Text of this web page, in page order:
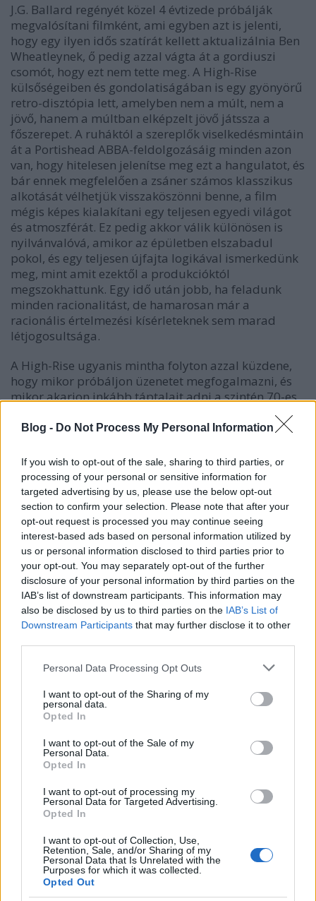
Blog - Do Not Process My Personal Information
If you wish to opt-out of the sale, sharing to third parties, or
processing of your personal or sensitive information for
targeted advertising by us, please use the below opt-out
section to confirm your selection. Please note that after your
opt-out request is processed you may continue seeing
interest-based ads based on personal information utilized by
us or personal information disclosed to third parties prior to
your opt-out. You may separately opt-out of the further
disclosure of your personal information by third parties on the
IAB’s list of downstream participants. This information may
also be disclosed by us to third parties on the IAB’s List of
Downstream Participants that may further disclose it to other
Please note that this website/app uses one or more Google
not limited to your visit or usage behaviour. You may click to
grant or deny consent to Google and its third-party tags to
use your data for below specified purposes in below Google
consent section.
Personal Data Processing Opt Outs
I want to opt-out of the Sharing of my
personal data.
Opted In
I want to opt-out of the Sale of my
Personal Data.
Opted In
I want to opt-out of processing my
Personal Data for Targeted Advertising.
Opted In
I want to opt-out of Collection, Use,
Retention, Sale, and/or Sharing of my
Personal Data that Is Unrelated with the
Purposes for which it was collected.
Opted Out
J.G. Ballard regényét közel 4 évtizede próbálják
megvalósítani filmként, ami egyben azt is jelenti,
hogy egy ilyen idős szatírát kellett aktualizálnia Ben
Wheatleynek, ő pedig azzal vágta át a gordiuszi
csomót, hogy ezt nem tette meg. A High-Rise
külsőségeiben és gondolatiságában is egy gyönyörű
retro-disztópia lett, amelyben nem a múlt, nem a
jövő, hanem a múltban elképzelt jövő játssza a
főszerepet. A ruháktól a szereplők viselkedésmintáin
át a Portishead ABBA-feldolgozásáig minden azon
van, hogy hitelesen jelenítse meg ezt a hangulatot, és
bár ennek megfelelően a zsáner számos klasszikus
alkotását vélhetjük visszaköszönni benne, a film
mégis képes kialakítani egy teljesen egyedi világot
és atmoszférát. Ez pedig akkor válik különösen is
nyilvánvalóvá, amikor az épületben elszabadul
pokol, és egy teljesen újfajta logikával ismerkedünk
meg, mint amit ezektől a produkcióktól
megszokhattunk. Egy idő után jobb, ha feladunk
minden racionalitást, de hamarosan már a
racionális értelmezési kísérleteknek sem marad
létjogosultsága.
A High-Rise ugyanis mintha folyton azzal küzdene,
hogy mikor próbáljon üzenetet megfogalmazni, és
mikor akarjon inkább táptalajt adni a szintén 70-es
évek produkciói kapcsán megfogalmazott tipikus
bölcsész-bullshiteknek, mint "az elidegenedés a
és "az osztálykülönbségek allegorikus ábrázolása".
Hiába rajzolódik ki belőle egy szellemes szatíra
arról, hogy az ember még mennyire ragaszkodik a
társadalomban betöltött szerepéhez, akkor is,
amikor ez a struktúra már rég összeomlott, mintha
minden pillanatban még ennél is kétszer okosabb,
szimbolikusabb, és extravagánsabban fogalmazó
szeretne lenni. Wheatley minden pillanatban
őrültebb, bizarrabb és elvontabb szeretne lenni
saját magánál, ezzel pedig egy olyan kaotikus
zagyvaságot hoz össze, amely kis híján még a saját
szilárd alapjait is tönkreteszi.
korábbi műve kapcsán már beismerte, halvány
fogalma sem volt, mit akart vele mondani? A High-
Rise esetében legalább annyi szerencsénk van, hogy
Wheatley az eredeti koncepciót nem tudta egy
bármilyen belemagyarázásnak teret adó filmes
Rohrschach-tesztté gyúrni, a végeredmény pedig
megragadt valahol félúton egy frappáns
lehet a totális félresikerültség jeleként is értelmezni,
és megfogalmazni úgy, hogy a film sem intelligensen
elvont és elborult agymenésnek sem jó - akárhogy is,
aligha hiszem, hogy jelen formájában a mű sokakat
képes lenne magával ragadni.